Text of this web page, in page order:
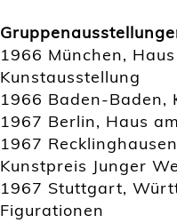
1966 München,
Kunstausstellung
1966 Baden-Baden,
1967 Berlin, Haus
1967
Kunstpreis Junger
1967 Stuttgart,
Figurationen